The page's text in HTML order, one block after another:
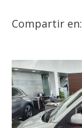
Compartir en: